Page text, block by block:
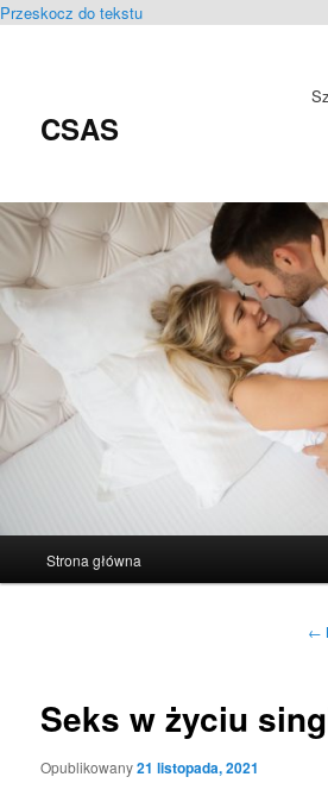
Przeskocz do tekstu
CSAS
Strona główna
←
Seks w życiu
Opublikowany21 listopada, 2021